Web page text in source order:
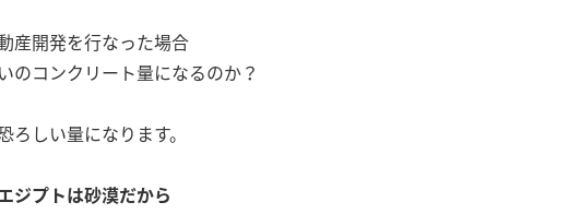
産開発を行なった場合
のコンクリート量になるのか？
ろしい量になります。
ジプトは砂漠だから